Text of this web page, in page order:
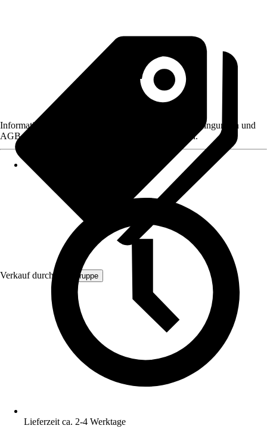
Verkauf durch: TK Gruppe
Informationen des Verkäufers, wie z. B. Rückgabebedingungen und
AGB, finden Sie bei Klick auf den Verkäufernamen.
Lieferzeit ca. 2-4 Werktage